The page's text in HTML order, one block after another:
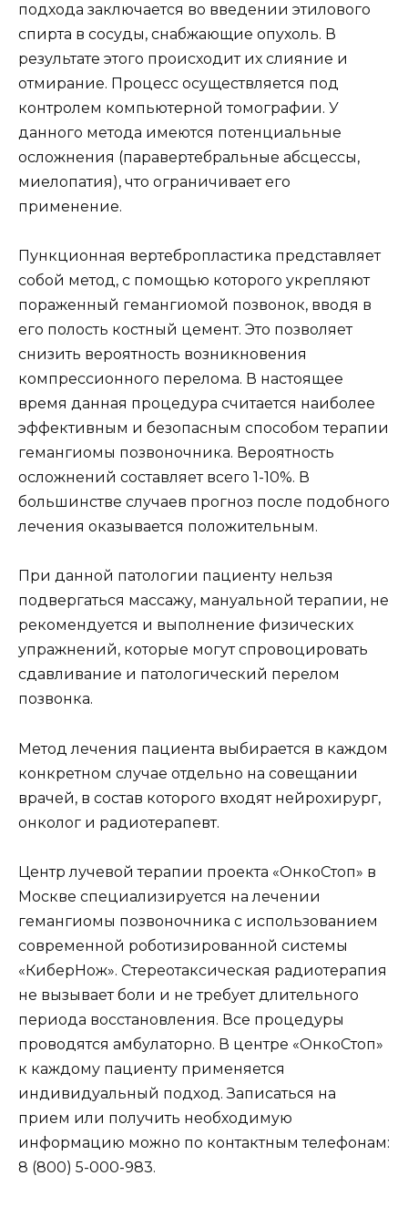
подхода заключается во введении этилового
спирта в сосуды, снабжающие опухоль. В
результате этого происходит их слияние и
отмирание. Процесс осуществляется под
контролем компьютерной томографии. У
данного метода имеются потенциальные
осложнения (паравертебральные абсцессы,
миелопатия), что ограничивает его
применение.
Пункционная вертебропластика представляет
собой метод, с помощью которого укрепляют
пораженный гемангиомой позвонок, вводя в
его полость костный цемент. Это позволяет
снизить вероятность возникновения
компрессионного перелома. В настоящее
время данная процедура считается наиболее
эффективным и безопасным способом терапии
гемангиомы позвоночника. Вероятность
осложнений составляет всего 1-10%. В
большинстве случаев прогноз после подобного
лечения оказывается положительным.
При данной патологии пациенту нельзя
подвергаться массажу, мануальной терапии, не
рекомендуется и выполнение физических
упражнений, которые могут спровоцировать
сдавливание и патологический перелом
позвонка.
Метод лечения пациента выбирается в каждом
конкретном случае отдельно на совещании
врачей, в состав которого входят нейрохирург,
онколог и радиотерапевт.
Центр лучевой терапии проекта «ОнкоСтоп» в
Москве специализируется на лечении
гемангиомы позвоночника с использованием
современной роботизированной системы
«КиберНож». Стереотаксическая радиотерапия
не вызывает боли и не требует длительного
периода восстановления. Все процедуры
проводятся амбулаторно. В центре «ОнкоСтоп»
к каждому пациенту применяется
индивидуальный подход. Записаться на
прием или получить необходимую
информацию можно по контактным телефонам:
8 (800) 5-000-983.